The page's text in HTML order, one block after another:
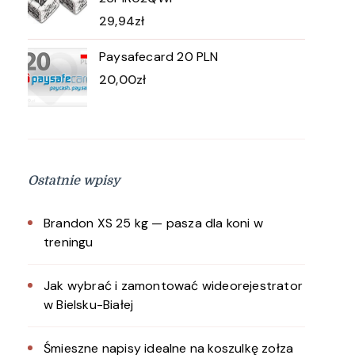
29,94zł
Paysafecard 20 PLN
20,00zł
Ostatnie wpisy
Brandon XS 25 kg — pasza dla koni w
treningu
Jak wybrać i zamontować wideorejestrator
w Bielsku-Białej
Śmieszne napisy idealne na koszulkę zołza